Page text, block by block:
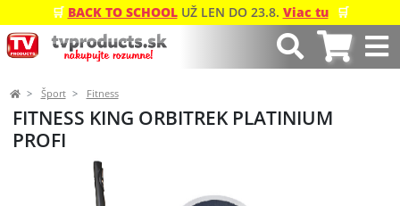
🛒 BACK TO SCHOOL UŽ LEN DO 23.8. Viac tu 🛒
Šport Fitness
FITNESS KING ORBITREK PLATINIUM
PROFI